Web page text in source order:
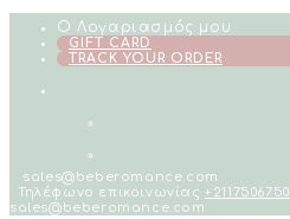
Skip
content
Ο Λογαριασμός μου
GIFT CARD
TRACK YOUR ORDER
sales@beberomance.com
Τηλέφωνο επικοινωνίας+2117506750
sales@beberomance.com